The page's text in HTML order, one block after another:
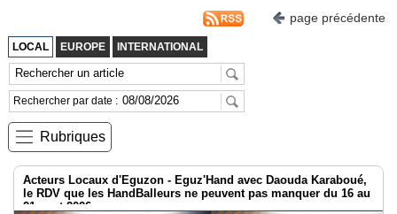
QUI,
Pourquoi
Le
concept
Nos
Objectifs
Actualités
page précédente
LOCAL EUROPE INTERNATIONAL
Rechercher par date :
Rubriques
Acteurs Locaux d'Eguzon - Eguz'Hand avec Daouda Karaboué,
le RDV que les HandBalleurs ne peuvent pas manquer du 16 au
21 aout 2026